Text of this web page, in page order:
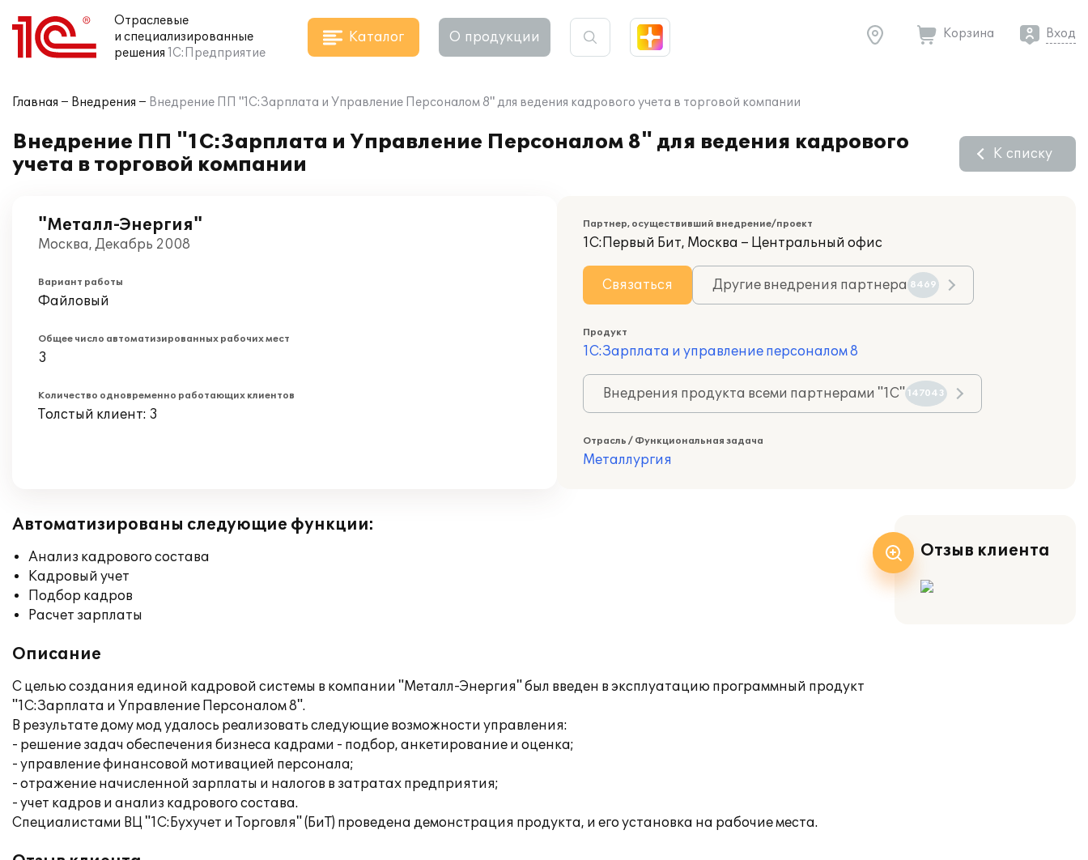
Отраслевые
и специализированные
решения 1С:Предприятие
Каталог О продукции Корзина Вход
Главная Внедрения Внедрение ПП "1С:Зарплата и Управление Персоналом 8" для ведения кадрового учета в торговой компании
Внедрение ПП "1С:Зарплата и Управление Персоналом 8" для ведения кадрового
учета в торговой компании
К списку
"Металл-Энергия"
Москва, Декабрь 2008
Вариант работы
Файловый
Общее число автоматизированных рабочих мест
3
Количество одновременно работающих клиентов
Толстый клиент: 3
Партнер, осуществивший внедрение/проект
1С:Первый Бит, Москва – Центральный офис
Связаться Другие внедрения партнера 8469
Продукт
1С:Зарплата и управление персоналом 8
Внедрения продукта всеми партнерами "1С" 147043
Отрасль / Функциональная задача
Металлургия
Автоматизированы следующие функции:
Анализ кадрового состава
Кадровый учет
Подбор кадров
Расчет зарплаты
Описание
С целью создания единой кадровой системы в компании "Металл-Энергия" был введен в эксплуатацию программный продукт
"1С:Зарплата и Управление Персоналом 8".
В результате дому мод удалось реализовать следующие возможности управления:
- решение задач обеспечения бизнеса кадрами - подбор, анкетирование и оценка;
- управление финансовой мотивацией персонала;
- отражение начисленной зарплаты и налогов в затратах предприятия;
- учет кадров и анализ кадрового состава.
Специалистами ВЦ "1С:Бухучет и Торговля" (БиТ) проведена демонстрация продукта, и его установка на рабочие места.
Отзыв клиента